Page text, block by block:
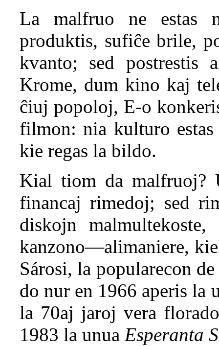
La malfruo ne estas
produktis, sufiĉe brile,
kvanto; sed postrestis
Krome, dum kino kaj
ĉiuj popoloj, E-o
filmon: nia kulturo
kie regas la bildo.
Kial tiom da malfruoj?
financaj rimedoj; sed
diskojn
kanzono—alimaniere,
Sárosi, la popularecon
do nur en 1966 aperis la
la 70aj jaroj vera
1983 la unua Esperanta